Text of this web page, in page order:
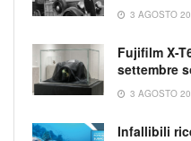
3 AGOSTO
Fujifilm X-
settembre
3 AGOSTO
Infallibili